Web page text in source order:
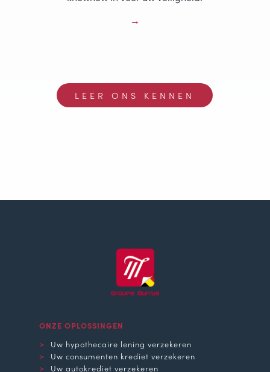
LEER ONS KENNEN
ONZE OPLOSSINGEN
Uw hypothecaire lening verzekeren
Uw consumenten krediet verzekeren
Uw autokrediet verzekeren